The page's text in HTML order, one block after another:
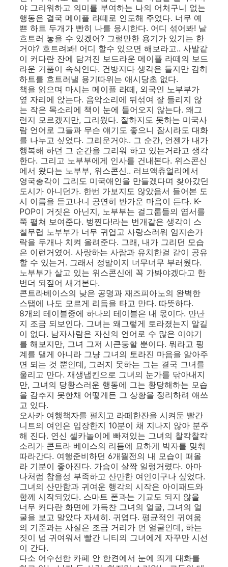
야 그리워하고 의미를 부여하는 나의 어처구니 없는
행동은 결국 메이플 라떼로 인도해 주었다. 너무 예
쁜 하트 두개가 빤히 나를 응시한다. 어디 섞어봐! 날
흐트러 놓을 수 있겠어? 그럴만한 용기가 있기는 한
거야? 흐트려봐! 어디 할수 있으면 해보라고.. 사발같
이 커다란 잔에 담겨진 보드라운 메이플 라떼의 보드
라운 거품이 속삭인다. 건방지다 생각은 들지만 감히
하트를 흐트러낼 용기따위는 애시당초 없다.
책을 읽으며 마시는 메이플 라떼, 외국인 노부부가
옆 자리에 앉는다. 음악소리에 뒤섞여 잘 들리지 않
는 작은 목소리에 책이 눈에 들어오지 않는다. 왜그
런지 모르겠지만, 그리웠다. 잘하지도 못하는 미국사
람 언어로 그들과 무슨 얘기도 좋으니 잠시라도 대화
를 나누고 싶었다. 그리운거야.. 그 순간, 언젠가 내가
행복해 하던 그 순간을 그리워 하고 있는거라고 생각
한다. 그리고 노부부에게 인사를 건내본다. 위스콘신
에서 왔다는 노부부, 위스콘신.. 러브액츄얼리에서
영국총각이 그리도 미국애인을 만들겠다며 찾아갔던
도시가 아니던가. 한번 가보지도 않았음서 들어본 도
시 이름을 듣고나니 공연히 반가운 마음이 든다. K-
POP이 거짓은 아닌지, 노부부는 걸그룹들의 엽서를
쭉 펼쳐 보여준다. 벙찐다!라는 번개같은 생각이 스
칠무렵 노부부가 너무 귀엽고 사랑스러워 엄지손가
락을 두개나 치켜 올려준다. 그래, 내가 그리던 모습
은 이런거였어. 사랑하는 사람과 유치한걸 같이 공유
할 수 있는거. 그래서 정말이지 너무너무 부러웠다.
노부부가 살고 있는 위스콘신에 꼭 가봐야겠다고 한
번더 되짚어 새겨본다.
콘트라베이스의 낮은 공명과 재즈피아노의 완벽한
스탭에 나도 모르게 리듬을 타고 만다. 따뜻하다.
8개의 테이블중에 하나의 테이블은 내 몫이다. 만난
지 조금 되보인다. 그녀는 왜그렇게 토라졌는지 알길
이 없다. 남자사람은 자신의 언어로 수 많은 이야기
를 해보지만, 그녀 그저 시큰둥할 뿐이다. 뭐라고 핑
계를 댈게 아니라 그냥 그녀의 토라진 마음을 알아주
면 되는 것 뿐인데, 그러지 못하는 그는 결국 그녀를
울리고 만다. 재생냅킨으로 그녀의 눈가를 닦아내지
만, 그녀의 당황스러운 행동에 그는 황당해하는 모습
을 감추지 못한채 어떻게든 그 상황을 정리하려 애쓰
고 있다.
오사카 여행책자를 펼치고 라떼한잔을 시켜둔 빨간
니트의 여인은 입장한지 10분이 채 지나지 않아 분주
해 진다. 연신 셀카놀이에 빠져있는 그녀의 찰칵찰칵
소리가 콘트라 베이스의 리듬에 묘하게 박자를 맞춰
따라간다. 여행준비하던 6개월전의 내 모습이 떠올
라 기분이 좋아진다. 가슴이 살짝 일렁거렸다. 아마
나처럼 참을성 부족하고 산만한 여인이구나 싶었다.
그녀의 산만함과 귀여운 행각의 시작은 아이패드와
함께 시작되었다. 스마트 폰과는 기교도 되지 않을
너무 커다란 화면에 가득찬 그녀의 얼굴, 그녀의 얼
굴을 보고 말았다 자세히. 귀엽다. 평균적인 귀여움
의 기준과는 사실은 조금 거리가 먼 얼굴인데, 하는
짓이 넘 귀여워서 빨간 니티의 그녀에게 자꾸만 시선
이 간다.
다소 어수선한 카페 안 한켠에서 눈에 띄게 대화를